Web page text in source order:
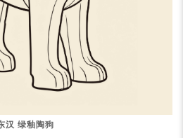
汉 绿釉陶狗